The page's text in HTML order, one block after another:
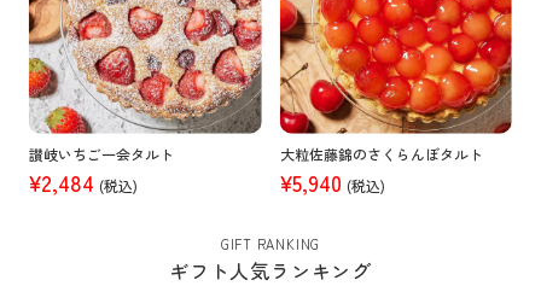
讃岐いちご一会タルト
¥2,484 (税込)
大粒佐藤錦のさくらんぼタルト
¥5,940 (税込)
GIFT RANKING
ギフト人気ランキング